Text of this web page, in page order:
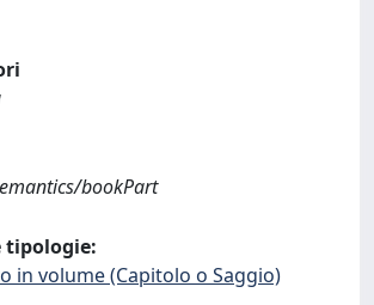
bookPart
tipologie:
in volume (Capitolo o Saggio)